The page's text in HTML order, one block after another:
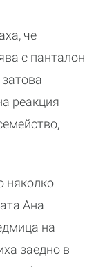
че
с панталон
реакция
няколко
Ана
на
заедно в